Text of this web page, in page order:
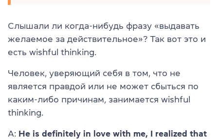
Слышали ли когда-нибудь фразу «выдавать
желаемое за действительное»? Так вот это и
есть wishful thinking.
Человек, уверяющий себя в том, что не
является правдой или не может сбыться по
каким-либо причинам, занимается wishful
thinking.
А: He is definitely in love with me, I realized that